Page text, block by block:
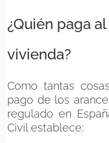
¿Quién paga
vivienda?
Como tantas
pago de los
regulado en
Civil establece: